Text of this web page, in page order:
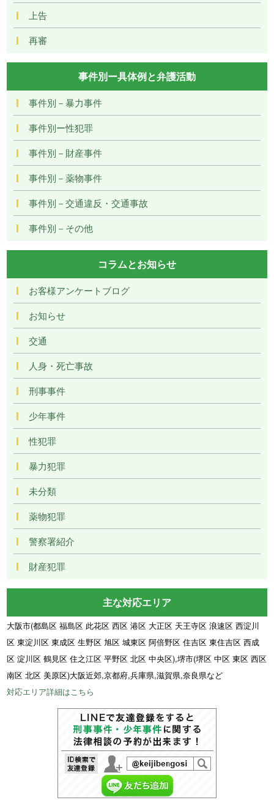
上告
再審
事件別ー具体例と弁護活動
事件別－暴力事件
事件別ー性犯罪
事件別－財産事件
事件別－薬物事件
事件別－交通違反・交通事故
事件別－その他
コラムとお知らせ
お客様アンケートブログ
お知らせ
交通
人身・死亡事故
刑事事件
少年事件
性犯罪
暴力犯罪
未分類
薬物犯罪
警察署紹介
財産犯罪
主な対応エリア
大阪市(都島区 福島区 此花区 西区 港区 大正区 天王寺区 浪速区 西淀川
区 東淀川区 東成区 生野区 旭区 城東区 阿倍野区 住吉区 東住吉区 西成
区 淀川区 鶴見区 住之江区 平野区 北区 中央区),堺市(堺区 中区 東区 西区
南区 北区 美原区)大阪近郊,京都府,兵庫県,滋賀県,奈良県など
対応エリア詳細はこちら